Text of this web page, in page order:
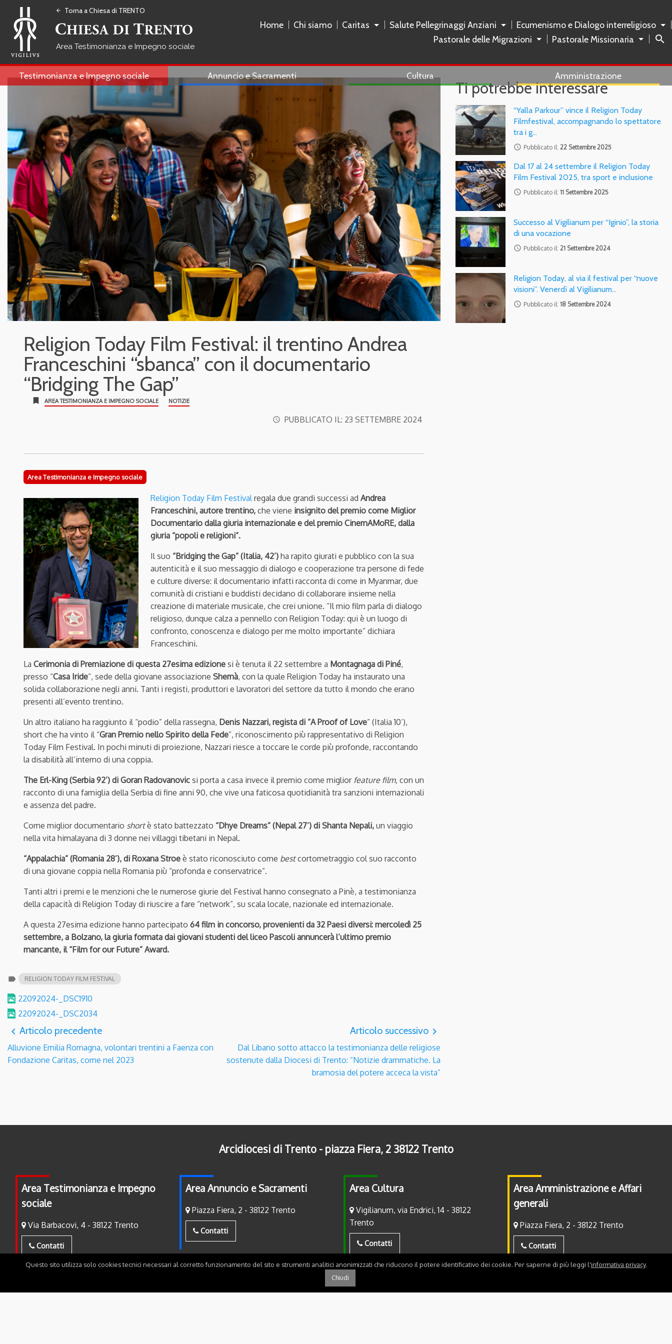
arrow_back Torna a Chiesa di TRENTO
Testimonianza e Impegno sociale
Home Chi siamo Caritas Salute Pellegrinaggi Anziani
Ecumenismo e Dialogo interreligioso
Pastorale delle Migrazioni
Pastorale Missionaria search
Testimonianza e Impegno sociale Annuncio e Sacramenti Cultura Amministrazione
Religion Today Film Festival: il trentino Andrea
Franceschini “sbanca” con il documentario
“Bridging The Gap”
bookmark AREA TESTIMONIANZA E IMPEGNO SOCIALE NOTIZIE
access_time PUBBLICATO IL: 23 SETTEMBRE 2024
Area Testimonianza e Impegno sociale
Religion Today Film Festivalregala due grandi successi ad Andrea
Franceschini, autore trentino, che viene insignito del premio come Miglior
Documentario dalla giuria internazionale e del premio CinemAMoRE, dalla
giuria “popoli e religioni”.
Il suo “Bridging the Gap” (Italia, 42’) ha rapito giurati e pubblico con la sua
autenticità e il suo messaggio di dialogo e cooperazione tra persone di fede
e culture diverse: il documentario infatti racconta di come in Myanmar, due
comunità di cristiani e buddisti decidano di collaborare insieme nella
creazione di materiale musicale, che crei unione. “Il mio film parla di dialogo
religioso, dunque calza a pennello con Religion Today: qui è un luogo di
confronto, conoscenza e dialogo per me molto importante” dichiara
Franceschini.
La Cerimonia di Premiazione di questa 27esima edizione si è tenuta il 22 settembre a Montagnaga di Piné,
presso “Casa Iride”, sede della giovane associazione Shemà, con la quale Religion Today ha instaurato una
solida collaborazione negli anni. Tanti i registi, produttori e lavoratori del settore da tutto il mondo che erano
presenti all’evento trentino.
Un altro italiano ha raggiunto il “podio” della rassegna, Denis Nazzari, regista di “A Proof of Love” (Italia 10’),
short che ha vinto il “Gran Premio nello Spirito della Fede”, riconoscimento più rappresentativo di Religion
Today Film Festival. In pochi minuti di proiezione, Nazzari riesce a toccare le corde più profonde, raccontando
la disabilità all’interno di una coppia.
The Erl-King (Serbia 92’) di Goran Radovanovic si porta a casa invece il premio come miglior feature film, con un
racconto di una famiglia della Serbia di fine anni 90, che vive una faticosa quotidianità tra sanzioni internazionali
e assenza del padre.
Come miglior documentario shortè stato battezzato “Dhye Dreams” (Nepal 27’) di Shanta Nepali, un viaggio
nella vita himalayana di 3 donne nei villaggi tibetani in Nepal.
“Appalachia” (Romania 28’), di Roxana Stroe è stato riconosciuto come bestcortometraggio col suo racconto
di una giovane coppia nella Romania più “profonda e conservatrice”.
Tanti altri i premi e le menzioni che le numerose giurie del Festival hanno consegnato a Pinè, a testimonianza
della capacità di Religion Today di riuscire a fare “network”, su scala locale, nazionale ed internazionale.
A questa 27esima edizione hanno partecipato 64 film in concorso, provenienti da 32 Paesi diversi: mercoledì 25
settembre, a Bolzano, la giuria formata dai giovani studenti del liceo Pascoli annuncerà l’ultimo premio
mancante, il “Film for our Future” Award.
label RELIGION TODAY FILM FESTIVAL
22092024-_DSC1910
22092024-_DSC2034
navigate_before Articolo precedente
Alluvione Emilia Romagna, volontari trentini a Faenza con
Fondazione Caritas, come nel 2023
Articolo successivo navigate_next
Dal Libano sotto attacco la testimonianza delle religiose
sostenute dalla Diocesi di Trento: “Notizie drammatiche. La
bramosia del potere acceca la vista”
Ti potrebbe interessare
“Yalla Parkour” vince il Religion Today
Filmfestival, accompagnando lo spettatore
tra i g…
access_time Pubblicato il: 22 Settembre 2025
Dal 17 al 24 settembre il Religion Today
Film Festival 2025, tra sport e inclusione
access_time Pubblicato il:11 Settembre 2025
Successo al Vigilianum per “Iginio”, la storia
di una vocazione
access_time Pubblicato il: 21 Settembre 2024
Religion Today, al via il festival per “nuove
visioni”. Venerdì al Vigilianum…
access_time Pubblicato il:18 Settembre 2024
Arcidiocesi di Trento - piazza Fiera, 2 38122 Trento
Area Testimonianza e Impegno
sociale
Via Barbacovi, 4 - 38122 Trento
Contatti
Area Annuncio e Sacramenti
Piazza Fiera, 2 - 38122 Trento
Contatti
Area Cultura
Vigilianum, via Endrici, 14 - 38122
Trento
Contatti
Area Amministrazione e Affari
generali
Piazza Fiera, 2 - 38122 Trento
Contatti
Questo sito utilizza solo cookies tecnici necessari al corretto funzionamento del sito e strumenti analitici anonimizzati che riducono il potere identificativo dei cookie. Per saperne di più leggi l'informativa privacy.
Chiudi